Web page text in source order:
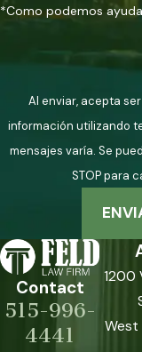
*Como podemos
Al enviar, acepta
información utilizando
mensajes varía. Se
STOP para
Contact
515-996-
4441
1200
West